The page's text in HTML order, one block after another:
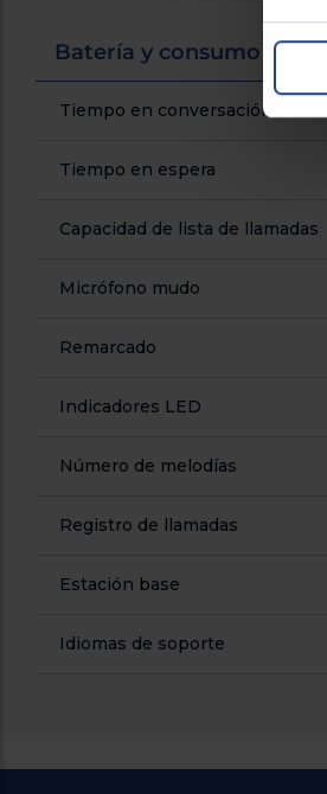
Batería y consumo
Tiempo en conversación
Tiempo en espera
Capacidad de lista de llamadas
Micrófono mudo
Remarcado
Indicadores LED
Número de melodías
Registro de llamadas
Estación base
Idiomas de soporte